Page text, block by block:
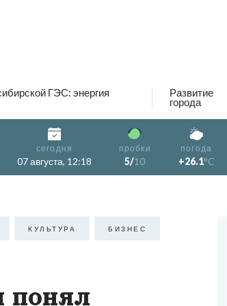
ГЭС: энергия Развитие
города
сегодня
07 августа, 12:18
пробки
5/10
погода
+26.1°C
КУЛЬТУРА БИЗНЕС
понял